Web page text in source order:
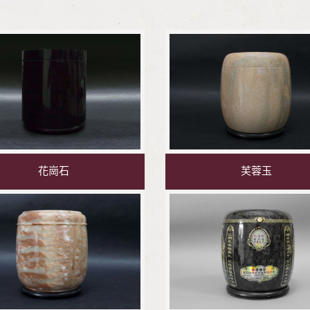
花崗石 芙蓉玉